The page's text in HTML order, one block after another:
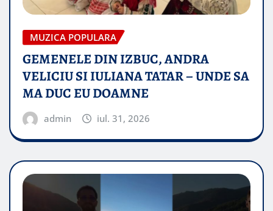
MUZICA POPULARA
GEMENELE DIN IZBUC, ANDRA
VELICIU SI IULIANA TATAR – UNDE SA
MA DUC EU DOAMNE
admin iul. 31, 2026